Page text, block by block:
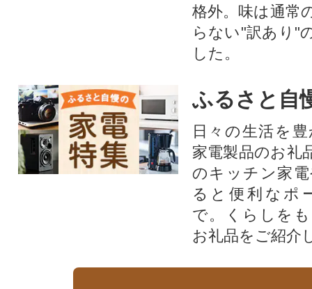
格外。味は通常
らない"訳あり"
した。
ふるさと自
日々の生活を
家電製品のお礼
のキッチン家
ると便利なポ
で。くらしを
お礼品をご紹介